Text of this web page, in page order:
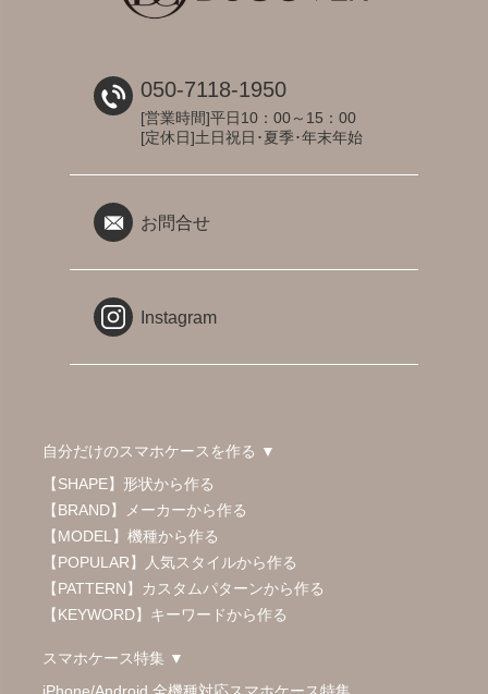
050-7118-1950
[営業時間]平日10：00～15：00
[定休日]土日祝日･夏季･年末年始
お問合せ
Instagram
自分だけのスマホケースを作る ▼
【SHAPE】形状から作る
【BRAND】メーカーから作る
【MODEL】機種から作る
【POPULAR】人気スタイルから作る
【PATTERN】カスタムパターンから作る
【KEYWORD】キーワードから作る
スマホケース特集 ▼